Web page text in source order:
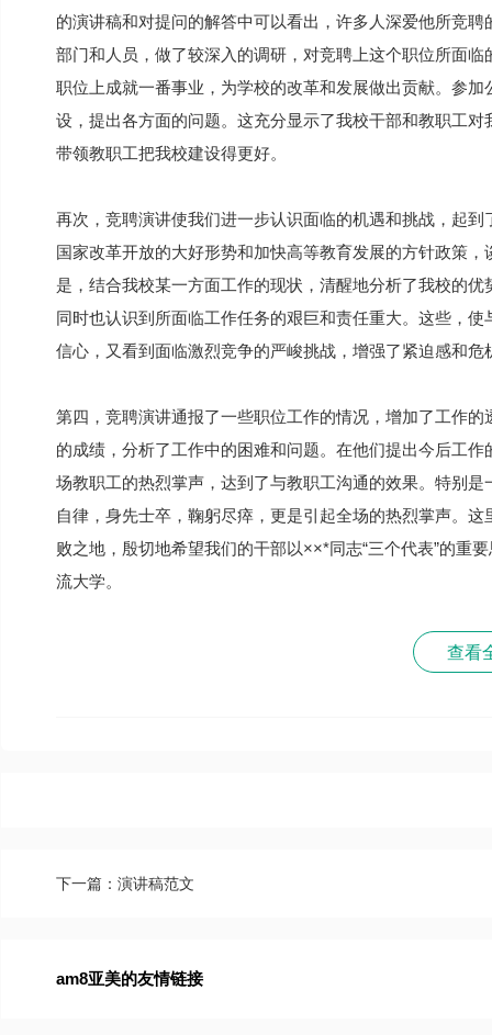
的演讲稿和对提问的解答中可以看出，许多人深爱他所竞
部门和人员，做了较深入的调研，对竞聘上这个职位所面
职位上成就一番事业，为学校的改革和发展做出贡献。参
设，提出各方面的问题。这充分显示了我校干部和教职工
带领教职工把我校建设得更好。
再次，竞聘演讲使我们进一步认识面临的机遇和挑战，起
国家改革开放的大好形势和加快高等教育发展的方针政策
是，结合我校某一方面工作的现状，清醒地分析了我校的
同时也认识到所面临工作任务的艰巨和责任重大。这些，
信心，又看到面临激烈竞争的严峻挑战，增强了紧迫感和
第四，竞聘演讲通报了一些职位工作的情况，增加了工作
的成绩，分析了工作中的困难和问题。在他们提出今后工
场教职工的热烈掌声，达到了与教职工沟通的效果。特别
自律，身先士卒，鞠躬尽瘁，更是引起全场的热烈掌声。
败之地，殷切地希望我们的干部以××*同志“三个代表”的重
流大学。
查看
下一篇：演讲稿范文
am8亚美的友情链接